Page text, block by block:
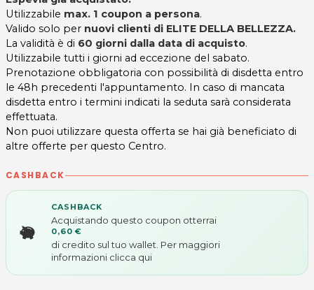
Utilizzabile max. 1 coupon a persona.
Valido solo per nuovi clienti di ELITE DELLA BELLEZZA.
La validità è di 60 giorni dalla data di acquisto.
Utilizzabile tutti i giorni ad eccezione del sabato.
Prenotazione obbligatoria con possibilità di disdetta entro
le 48h precedenti l'appuntamento. In caso di mancata
disdetta entro i termini indicati la seduta sarà considerata
effettuata.
Non puoi utilizzare questa offerta se hai già beneficiato di
altre offerte per questo Centro.
CASHBACK
CASHBACK
Acquistando questo coupon otterrai
0,60 €
di credito sul tuo wallet. Per maggiori
informazioni clicca qui